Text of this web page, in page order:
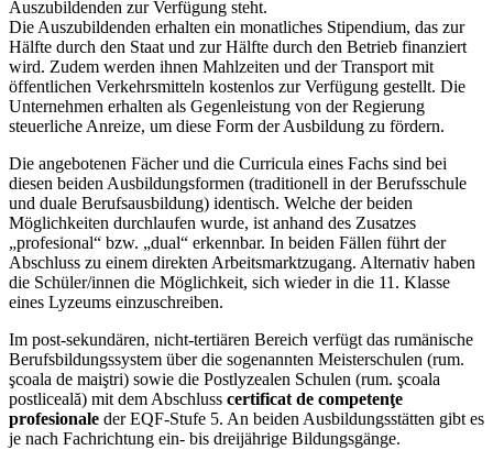
Auszubildenden zur Verfügung steht.
Die Auszubildenden erhalten ein monatliches Stipendium, das zur
Hälfte durch den Staat und zur Hälfte durch den Betrieb finanziert
wird. Zudem werden ihnen Mahlzeiten und der Transport mit
öffentlichen Verkehrsmitteln kostenlos zur Verfügung gestellt. Die
Unternehmen erhalten als Gegenleistung von der Regierung
steuerliche Anreize, um diese Form der Ausbildung zu fördern.
Die angebotenen Fächer und die Curricula eines Fachs sind bei
diesen beiden Ausbildungsformen (traditionell in der Berufsschule
und duale Berufsausbildung) identisch. Welche der beiden
Möglichkeiten durchlaufen wurde, ist anhand des Zusatzes
„profesional“ bzw. „dual“ erkennbar. In beiden Fällen führt der
Abschluss zu einem direkten Arbeitsmarktzugang. Alternativ haben
die Schüler/innen die Möglichkeit, sich wieder in die 11. Klasse
eines Lyzeums einzuschreiben.
Im post-sekundären, nicht-tertiären Bereich verfügt das rumänische
Berufsbildungssystem über die sogenannten Meisterschulen (rum.
şcoala de maiştri) sowie die Postlyzealen Schulen (rum. şcoala
postliceală) mit dem Abschluss certificat de competenţe
profesionale der EQF-Stufe 5. An beiden Ausbildungsstätten gibt es
je nach Fachrichtung ein- bis dreijährige Bildungsgänge.